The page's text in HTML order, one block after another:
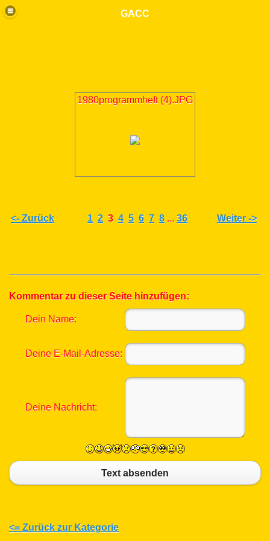
GACC
1980programmheft (4).JPG
<- Zurück 1 2 3 4 5 6 7 8 ... 36 Weiter ->
Kommentar zu dieser Seite hinzufügen:
Dein Name:
Deine E-Mail-Adresse:
Deine Nachricht:
Text absenden
<= Zurück zur Kategorie